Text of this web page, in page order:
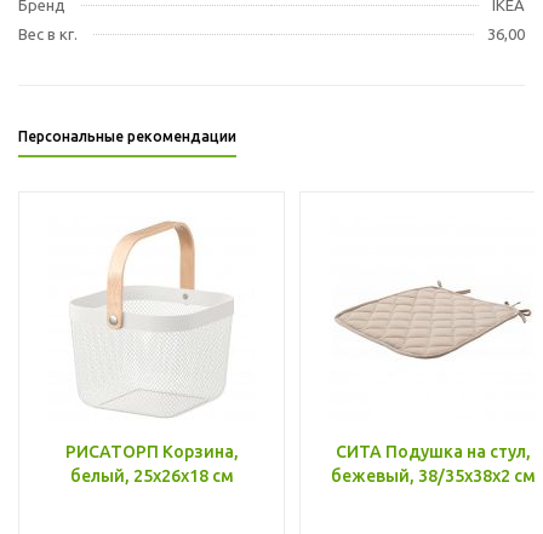
Бренд
IKEA
Вес в кг.
36,00
Персональные рекомендации
РИСАТОРП Корзина,
белый, 25x26x18 см
СИТА Подушка на стул,
бежевый, 38/35x38x2 см